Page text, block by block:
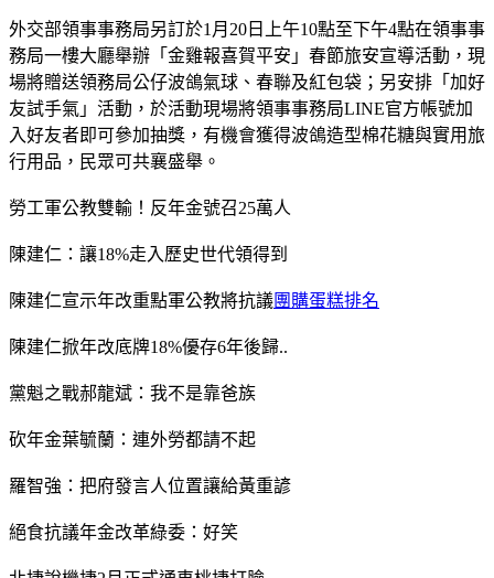
外交部領事事務局另訂於1月20日上午10點至下午4點在領事事
務局一樓大廳舉辦「金雞報喜賀平安」春節旅安宣導活動，現
場將贈送領務局公仔波鴿氣球、春聯及紅包袋；另安排「加好
友試手氣」活動，於活動現場將領事事務局LINE官方帳號加
入好友者即可參加抽獎，有機會獲得波鴿造型棉花糖與實用旅
行用品，民眾可共襄盛舉。
勞工軍公教雙輸！反年金號召25萬人
陳建仁：讓18%走入歷史世代領得到
陳建仁宣示年改重點軍公教將抗議團購蛋糕排名
陳建仁掀年改底牌18%優存6年後歸..
黨魁之戰郝龍斌：我不是靠爸族
砍年金葉毓蘭：連外勞都請不起
羅智強：把府發言人位置讓給黃重諺
絕食抗議年金改革綠委：好笑